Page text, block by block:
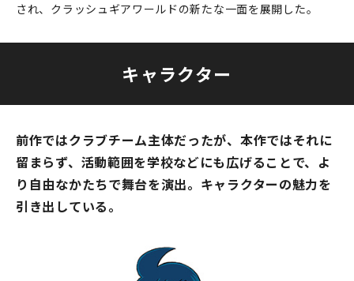
され、クラッシュギアワールドの新たな一面を展開した。
キャラクター
前作ではクラブチーム主体だったが、本作ではそれに
留まらず、活動範囲を学校などにも広げることで、よ
り自由なかたちで舞台を演出。キャラクターの魅力を
引き出している。